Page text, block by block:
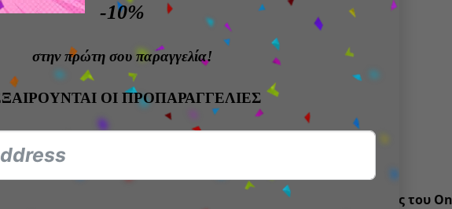
-10%
στην πρώτη σου παραγγελία!
ΟΙ ΠΡΟΠΑΡΑΓΓΕΛΙΕΣ
Collection
το One Piece
style sculpt
& συλλογή
και collectors που θέλουν έναν από τους πιο iconic πειρατές του